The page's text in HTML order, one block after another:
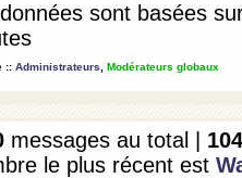
sont basées
:: Administrateurs Modérateurs globaux
messages au total | 104
le plus récent est